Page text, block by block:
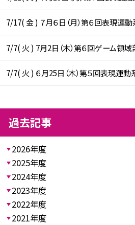
7/17( 金 ) ７月６日（月）第６回表現運
7/7( 火 ) 7月2日（木）第６回ゲーム領
7/7( 火 ) ６月25日（木）第５回表現運
過去記事
2026年度
2025年度
2024年度
2023年度
2022年度
2021年度